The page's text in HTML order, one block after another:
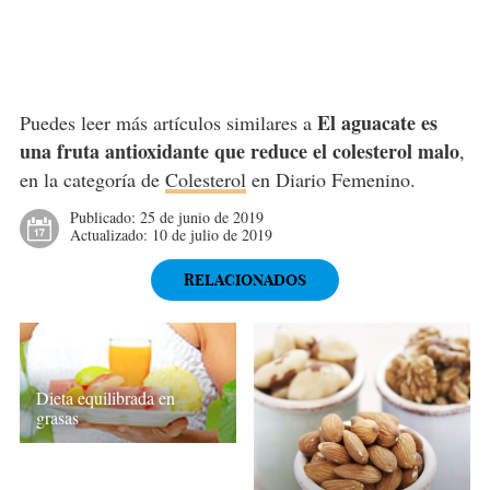
Puedes leer más artículos similares a El aguacate es
una fruta antioxidante que reduce el colesterol malo,
en la categoría de Colesterol en Diario Femenino.
Publicado: 25 de junio de 2019
Actualizado: 10 de julio de 2019
RELACIONADOS
Dieta equilibrada en
grasas